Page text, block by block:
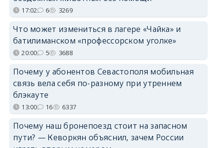
17:02 6 3269
Что может измениться в лагере «Чайка» и
батилиманском «профессорском уголке»
20:00 5 3688
Почему у абонентов Севастополя мобильная
связь вела себя по-разному при утреннем
блэкауте
13:00 16 6337
Почему наш бронепоезд стоит на запасном
пути? — Кеворкян объяснил, зачем России